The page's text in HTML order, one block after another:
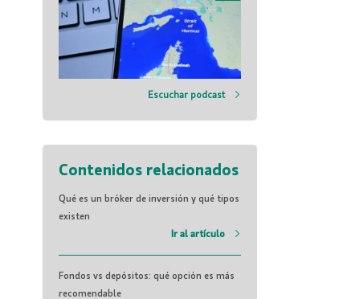
Escuchar podcast
Contenidos relacionados
Qué es un bróker de inversión y qué tipos
existen
Ir al artículo
Fondos vs depósitos: qué opción es más
recomendable